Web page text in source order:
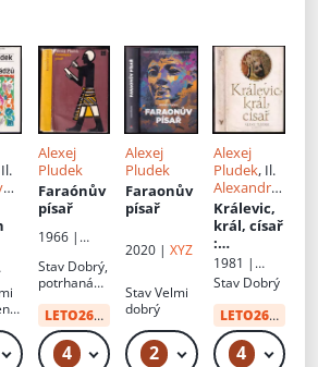
49 Kč
Alexej
Pludek
Faraónův
písař
1966 |
nský
spisovatel
Stav Dobrý,
potrhaná
neautorská
dedikace
LETO26od: 20 Kč
4 49 Kč
Alexej
Pludek
Faraonův
písař
2020 |XYZ
StavVelmi
dobrý
2 49 Kč – 59 Kč
Alexej
Pludek, Il.
Alexandr
Paul
Králevic,
král, císař
:
vyprávění
o Karlu IV
1981 |
Albatros
Stav Dobrý
LETO26od:
4